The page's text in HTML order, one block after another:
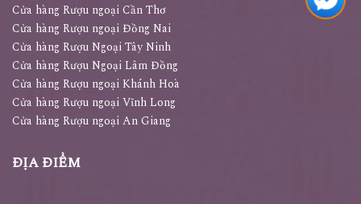
Cửa hàng Rượu ngoại Cần Thơ
Cửa hàng Rượu ngoại Đồng Nai
Cửa hàng Rượu Ngoại Tây Ninh
Cửa hàng Rượu Ngoại Lâm Đồng
Cửa hàng Rượu ngoại Khánh Hoà
Cửa hàng Rượu ngoại Vĩnh Long
Cửa hàng Rượu ngoại An Giang
ĐỊA ĐIỂM